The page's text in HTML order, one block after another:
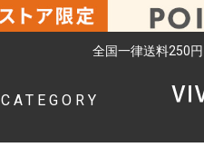
全国一律送料250
CATEGORY